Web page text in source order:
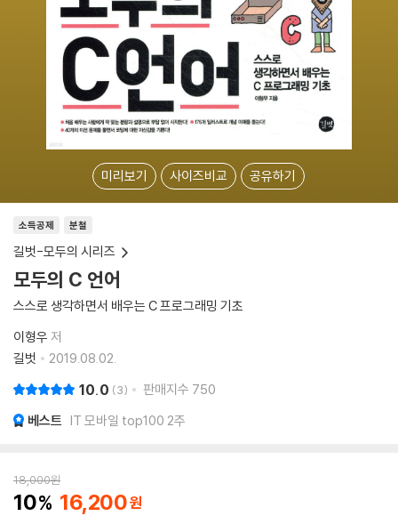
미리보기 사이즈비교 공유하기
소득공제 분철
길벗-모두의 시리즈
모두의 C 언어
스스로 생각하면서 배우는 C 프로그래밍 기초
이형우 저
길벗
2019.08.02.
10.0 3 판매지수 750
베스트 IT 모바일 top100 2주
18,000원
10 16,200